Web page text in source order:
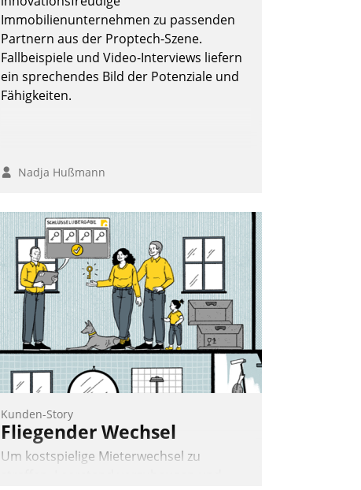
Immobilienunternehmen zu passenden
Partnern aus der Proptech-Szene.
Fallbeispiele und Video-Interviews liefern
ein sprechendes Bild der Potenziale und
Fähigkeiten.
Nadja Hußmann
Kunden-Story
Fliegender Wechsel
Um kostspielige Mieterwechsel zu